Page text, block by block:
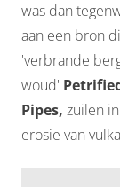
was dan
aan een bron
'verbrande
woud'
Pipes, zuilen
erosie van